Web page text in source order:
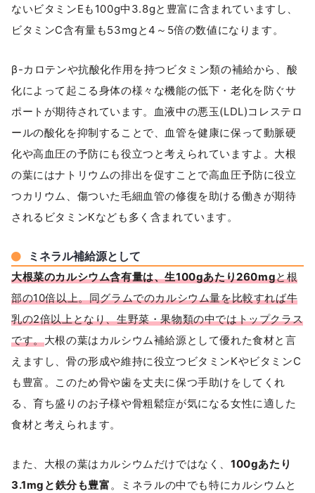
ないビタミンEも100g中3.8gと豊富に含まれていますし、
ビタミンC含有量も53mgと4～5倍の数値になります。
β-カロテンや抗酸化作用を持つビタミン類の補給から、酸
化によって起こる身体の様々な機能の低下・老化を防ぐサ
ポートが期待されています。血液中の悪玉(LDL)コレステロ
ールの酸化を抑制することで、血管を健康に保って動脈硬
化や高血圧の予防にも役立つと考えられていますよ。大根
の葉にはナトリウムの排出を促すことで高血圧予防に役立
つカリウム、傷ついた毛細血管の修復を助ける働きが期待
されるビタミンKなども多く含まれています。
ミネラル補給源として
大根菜のカルシウム含有量は、生100gあたり260mgと根
部の10倍以上。同グラムでのカルシウム量を比較すれば牛
乳の2倍以上となり、生野菜・果物類の中ではトップクラス
です。大根の葉はカルシウム補給源として優れた食材と言
えますし、骨の形成や維持に役立つビタミンKやビタミンC
も豊富。このため骨や歯を丈夫に保つ手助けをしてくれ
る、育ち盛りのお子様や骨粗鬆症が気になる女性に適した
食材と考えられます。
また、大根の葉はカルシウムだけではなく、100gあたり
3.1mgと鉄分も豊富。ミネラルの中でも特にカルシウムと